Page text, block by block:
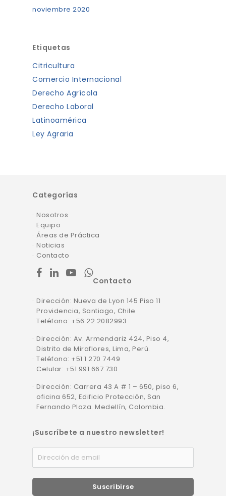
noviembre 2020
Etiquetas
Citricultura
Comercio Internacional
Derecho Agrícola
Derecho Laboral
Latinoamérica
Ley Agraria
Categorías
Nosotros
Equipo
Áreas de Práctica
Noticias
Contacto
facebook
linkedinyoutubewhatsapp
Contacto
Dirección: Nueva de Lyon 145 Piso 11
Providencia, Santiago, Chile
Teléfono: +56 22 2082993
Dirección: Av. Armendariz 424, Piso 4,
Distrito de Miraflores, Lima, Perú.
Teléfono: +51 1 270 7449
Celular: +51 991 667 730
Dirección: Carrera 43 A # 1 – 650, piso 6,
oficina 652, Edificio Protección, San
Fernando Plaza. Medellín, Colombia.
¡Suscríbete a nuestro newsletter!
Suscribirse